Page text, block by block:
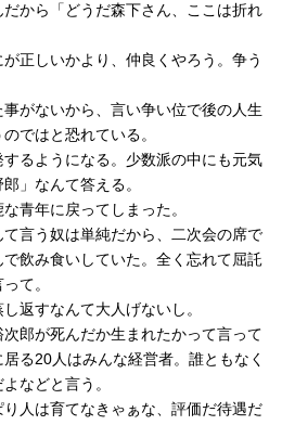
から「どうだ森下さん、ここは折れ
正しいかより、仲良くやろう。争う
がないから、言い争い位で後の人生
ではと恐れている。
るようになる。少数派の中にも元気
」なんて答える。
青年に戻ってしまった。
言う奴は単純だから、二次会の席で
飲み食いしていた。全く忘れて屈託
て。
返すなんて大人げないし。
郎が死んだか生まれたかって言って
る20人はみんな経営者。誰ともなく
などと言う。
人は育てなきゃぁな、評価だ待遇だ